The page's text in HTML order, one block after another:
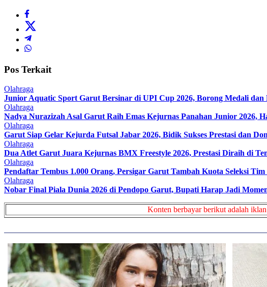
Pos Terkait
Olahraga
Junior Aquatic Sport Garut Bersinar di UPI Cup 2026, Borong Medali
Olahraga
Nadya Nurazizah Asal Garut Raih Emas Kejurnas Panahan Junior 2026,
Olahraga
Garut Siap Gelar Kejurda Futsal Jabar 2026, Bidik Sukses Prestasi dan
Olahraga
Dua Atlet Garut Juara Kejurnas BMX Freestyle 2026, Prestasi Diraih di
Olahraga
Pendaftar Tembus 1.000 Orang, Persigar Garut Tambah Kuota Seleksi
Olahraga
Nobar Final Piala Dunia 2026 di Pendopo Garut, Bupati Harap Jadi
Konten berbayar berikut adalah